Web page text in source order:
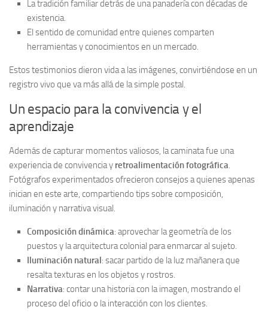
La tradición familiar detrás de una panadería con décadas de
existencia.
El sentido de comunidad entre quienes comparten
herramientas y conocimientos en un mercado.
Estos testimonios dieron vida a las imágenes, convirtiéndose en un
registro vivo que va más allá de la simple postal.
Un espacio para la convivencia y el
aprendizaje
Además de capturar momentos valiosos, la caminata fue una
experiencia de convivencia y retroalimentación fotográfica.
Fotógrafos experimentados ofrecieron consejos a quienes apenas
inician en este arte, compartiendo tips sobre composición,
iluminación y narrativa visual.
Composición dinámica: aprovechar la geometría de los
puestos y la arquitectura colonial para enmarcar al sujeto.
Iluminación natural: sacar partido de la luz mañanera que
resalta texturas en los objetos y rostros.
Narrativa: contar una historia con la imagen, mostrando el
proceso del oficio o la interacción con los clientes.